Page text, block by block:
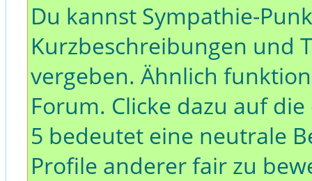
Du kannst Sympathie-
Kurzbeschreibungen und
vergeben. Ähnlich
Forum. Clicke dazu auf
5 bedeutet eine neutrale
Profile anderer fair zu